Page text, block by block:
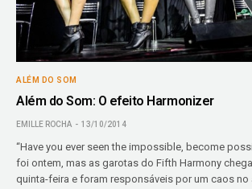
ALÉM DO SOM
Além do Som: O efeito Harmonizer
EMILLE ROCHA 13/10/2014
“Have you ever seen the impossible, become
foi ontem, mas as garotas do Fifth Harmony
quinta-feira e foram responsáveis por um caos no